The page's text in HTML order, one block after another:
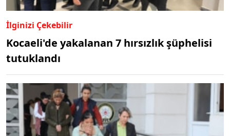
İlginizi Çekebilir
Kocaeli'de yakalanan 7 hırsızlık şüphelisi
tutuklandı